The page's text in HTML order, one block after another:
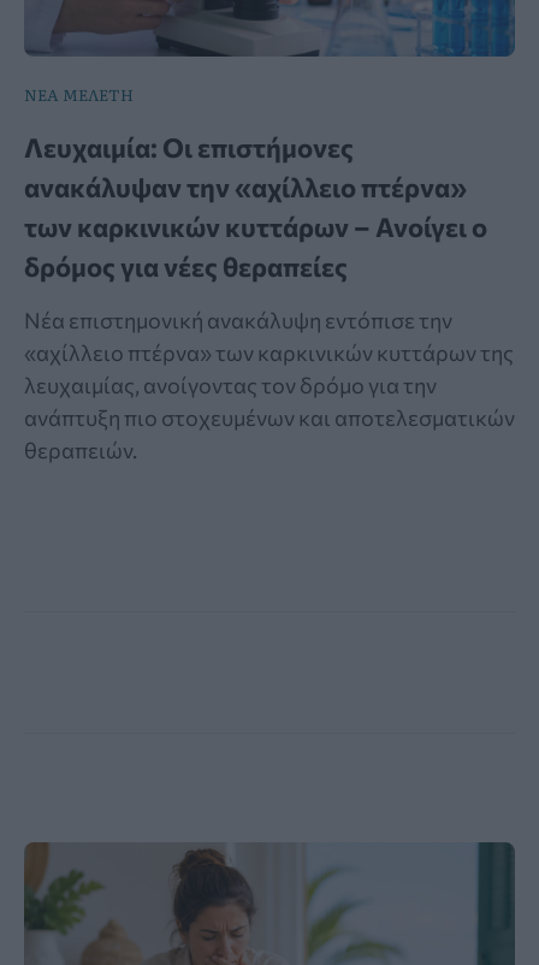
ΝΕΑ ΜΕΛΕΤΗ
Λευχαιμία: Οι επιστήμονες
ανακάλυψαν την «αχίλλειο πτέρνα»
των καρκινικών κυττάρων – Ανοίγει ο
δρόμος για νέες θεραπείες
Νέα επιστημονική ανακάλυψη εντόπισε την
«αχίλλειο πτέρνα» των καρκινικών κυττάρων της
λευχαιμίας, ανοίγοντας τον δρόμο για την
ανάπτυξη πιο στοχευμένων και αποτελεσματικών
θεραπειών.